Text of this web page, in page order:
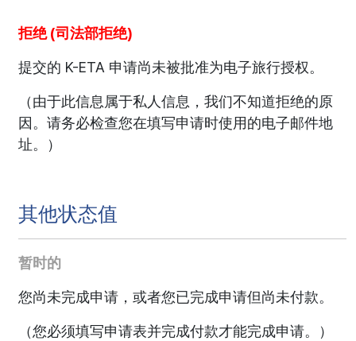
拒绝 (司法部拒绝)
提交的 K-ETA 申请尚未被批准为电子旅行授权。
（由于此信息属于私人信息，我们不知道拒绝的原
因。请务必检查您在填写申请时使用的电子邮件地
址。）
其他状态值
暂时的
您尚未完成申请，或者您已完成申请但尚未付款。
（您必须填写申请表并完成付款才能完成申请。）